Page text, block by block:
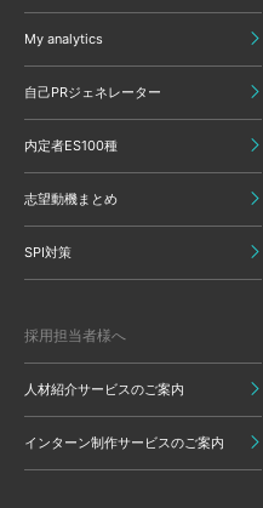
My analytics
自己PRジェネレーター
内定者ES100種
志望動機まとめ
SPI対策
採用担当者様へ
人材紹介サービスのご案内
インターン制作サービスのご案内